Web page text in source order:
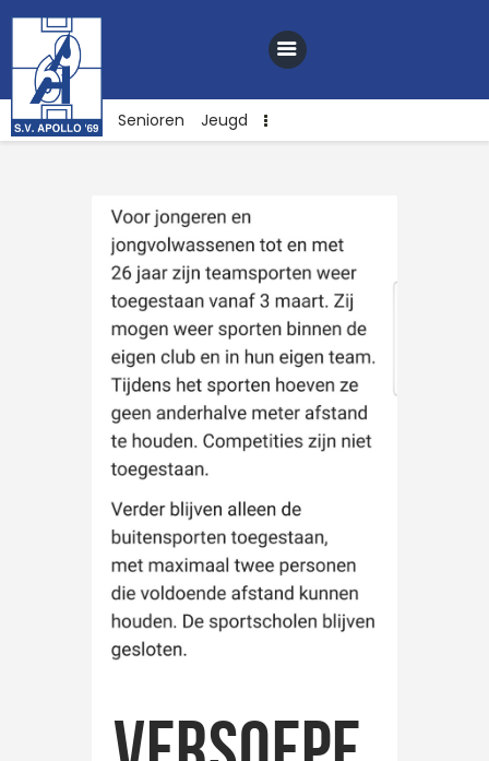
Senioren Jeugd
Nieuws
Club
Sponsoren
Webshop
Contact
Vacatures
Lid worden